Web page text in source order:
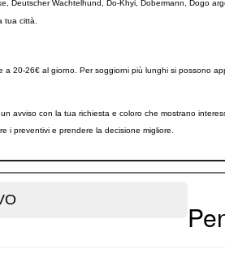
Deutscher Wachtelhund, Do-Khyi, Dobermann,
tua città.
20-26€ al giorno. Per soggiorni più lunghi si possono
avviso con la tua richiesta e coloro che mostrano
i preventivi e prendere la decisione migliore.